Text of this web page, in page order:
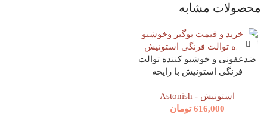
محصولات مشابه
ضدعفونی و خوشبو کننده توالت
فرنگی استونیش با رایحه
استونیش - Astonish
616,000 تومان